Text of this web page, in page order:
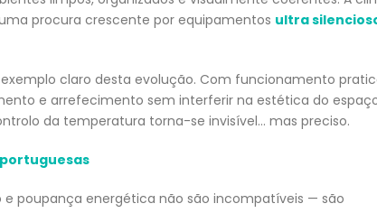
procura crescente por equipamentos ultra
claro desta evolução. Com funcionamento
e arrefecimento sem interferir na estética do
da temperatura torna-se invisível… mas preciso.
poupança energética não são incompatíveis — são